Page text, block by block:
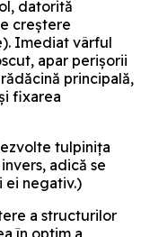
datorită
creștere
Imediat vârful
apar perișorii
principală,
fixarea
tulpinița
adică se
ei negativ.)
a structurilor
în optim a